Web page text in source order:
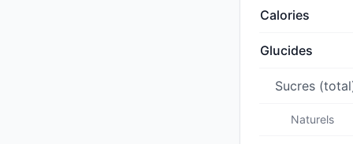
Calories
Glucides
Sucres
Naturels